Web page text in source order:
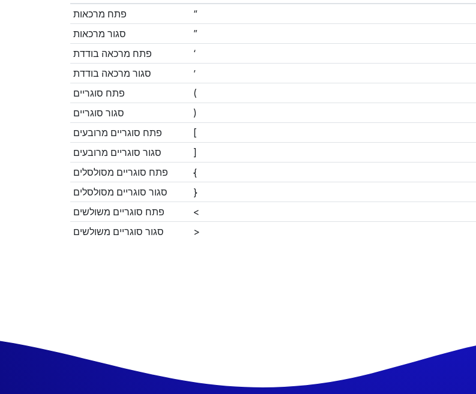
פתח מרכאות
“
סגור מרכאות
”
פתח מרכאה בודדת
‘
סגור מרכאה בודדת
’
פתח סוגריים
(
סגור סוגריים
)
פתח סוגריים מרובעים
[
סגור סוגריים מרובעים
]
פתח סוגריים מסולסלים
{
סגור סוגריים מסולסלים
}
פתח סוגריים משולשים
<
סגור סוגריים משולשים
>